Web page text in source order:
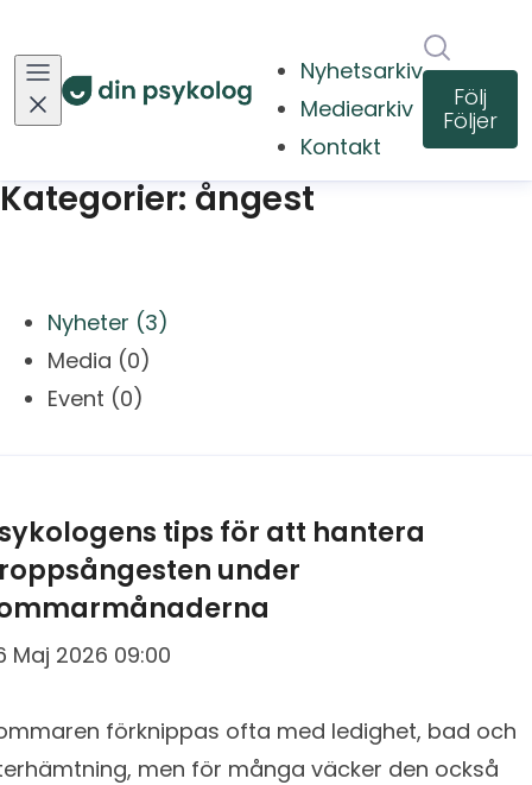
Nyhetsarkiv
Mediearkiv
Kontakt
Följ
Följer
Kategorier: ångest
Nyheter (3)
Media (0)
Event (0)
tips för att hantera
under
Maj 2026 09:00
förknippas ofta med ledighet, bad och
men för många väcker den också